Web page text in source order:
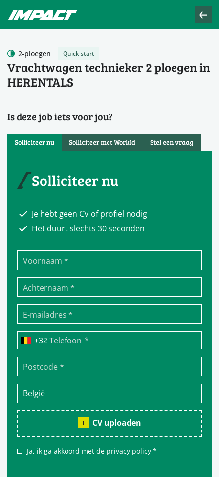
Vrachtwagen technieker 2 ploegen in
HERENTALS
2-ploegen Quick start
Is deze job iets voor jou?
Solliciteer nu Solliciteer met WorkId Stel een vraag
Solliciteer nu
Je hebt geen CV of profiel nodig
Het duurt slechts 30 seconden
Telefoon *
CV uploaden
Ja, ik ga akkoord met de privacy policy *